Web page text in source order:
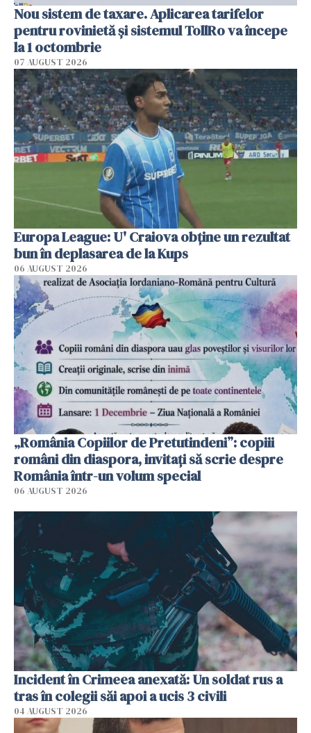
Nou sistem de taxare. Aplicarea tarifelor
pentru rovinietă şi sistemul TollRo va începe
la 1 octombrie
07 AUGUST 2026
Europa League: U' Craiova obține un rezultat
bun în deplasarea de la Kups
06 AUGUST 2026
„România Copiilor de Pretutindeni”: copiii
români din diaspora, invitați să scrie despre
România într-un volum special
06 AUGUST 2026
Incident în Crimeea anexată: Un soldat rus a
tras în colegii săi apoi a ucis 3 civili
04 AUGUST 2026